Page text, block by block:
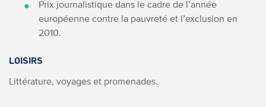
Prix journalistique dans le cadre de l’année
européenne contre la pauvreté et l’exclusion en
2010.
LOISIRS
Littérature, voyages et promenades.